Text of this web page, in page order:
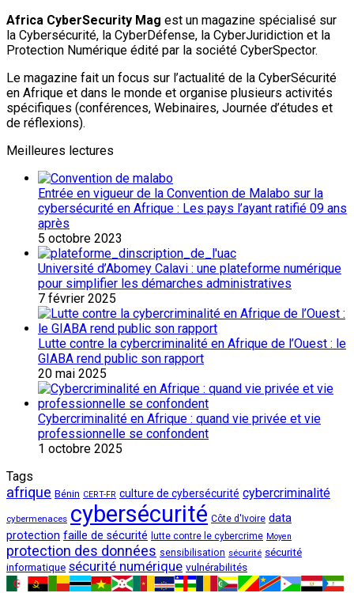
Africa CyberSecurity Mag est un magazine spécialisé sur
la Cybersécurité, la CyberDéfense, la CyberJuridiction et la
Protection Numérique édité par la société CyberSpector.
Le magazine fait un focus sur l’actualité de la CyberSécurité
en Afrique et dans le monde et organise plusieurs activités
spécifiques (conférences, Webinaires, Journée d’études et
de réflexions).
Meilleures lectures
Entrée en vigueur de la Convention de Malabo sur la
cybersécurité en Afrique : Les pays l’ayant ratifié 09 ans
après
5 octobre 2023
Université d’Abomey Calavi : une plateforme numérique
pour simplifier les démarches administratives
7 février 2025
Lutte contre la cybercriminalité en Afrique de l’Ouest : le
GIABA rend public son rapport
20 mai 2025
Cybercriminalité en Afrique : quand vie privée et vie
professionnelle se confondent
1 octobre 2025
Tags
afrique Bénin CERT-FR culture de cybersécurité cybercriminalité
cybermenaces cybersécurité Côte d'Ivoire data
protection faille de sécurité lutte contre le cybercrime Moyen
protection des données sensibilisation sécurité sécurité
informatique sécurité numérique vulnérabilités